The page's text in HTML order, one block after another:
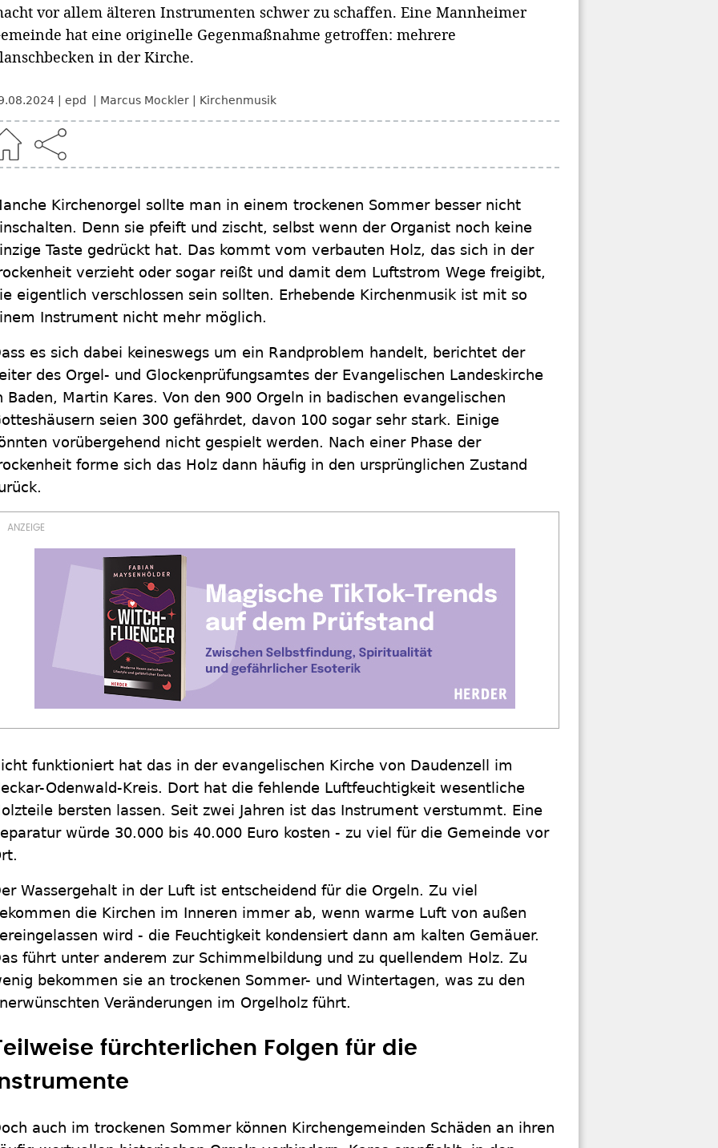
vor allem älteren Instrumenten schwer zu schaffen. Eine Mannheimer
hat eine originelle Gegenmaßnahme getroffen: mehrere
in der Kirche.
epd Marcus Mockler Kirchenmusik
Kirchenorgel sollte man in einem trockenen Sommer besser nicht
Denn sie pfeift und zischt, selbst wenn der Organist noch keine
Taste gedrückt hat. Das kommt vom verbauten Holz, das sich in der
verzieht oder sogar reißt und damit dem Luftstrom Wege freigibt,
eigentlich verschlossen sein sollten. Erhebende Kirchenmusik ist mit so
Instrument nicht mehr möglich.
es sich dabei keineswegs um ein Randproblem handelt, berichtet der
des Orgel- und Glockenprüfungsamtes der Evangelischen Landeskirche
Baden, Martin Kares. Von den 900 Orgeln in badischen evangelischen
seien 300 gefährdet, davon 100 sogar sehr stark. Einige
vorübergehend nicht gespielt werden. Nach einer Phase der
forme sich das Holz dann häufig in den ursprünglichen Zustand
funktioniert hat das in der evangelischen Kirche von Daudenzell im
Odenwald-Kreis. Dort hat die fehlende Luftfeuchtigkeit wesentliche
bersten lassen. Seit zwei Jahren ist das Instrument verstummt. Eine
würde 30.000 bis 40.000 Euro kosten - zu viel für die Gemeinde vor
Wassergehalt in der Luft ist entscheidend für die Orgeln. Zu viel
die Kirchen im Inneren immer ab, wenn warme Luft von außen
wird - die Feuchtigkeit kondensiert dann am kalten Gemäuer.
führt unter anderem zur Schimmelbildung und zu quellendem Holz. Zu
bekommen sie an trockenen Sommer- und Wintertagen, was zu den
Veränderungen im Orgelholz führt.
fürchterlichen Folgen für die
auch im trockenen Sommer können Kirchengemeinden Schäden an ihren